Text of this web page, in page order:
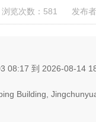
浏览次数：581 发布
08:17 到 2026-08-14
Building,